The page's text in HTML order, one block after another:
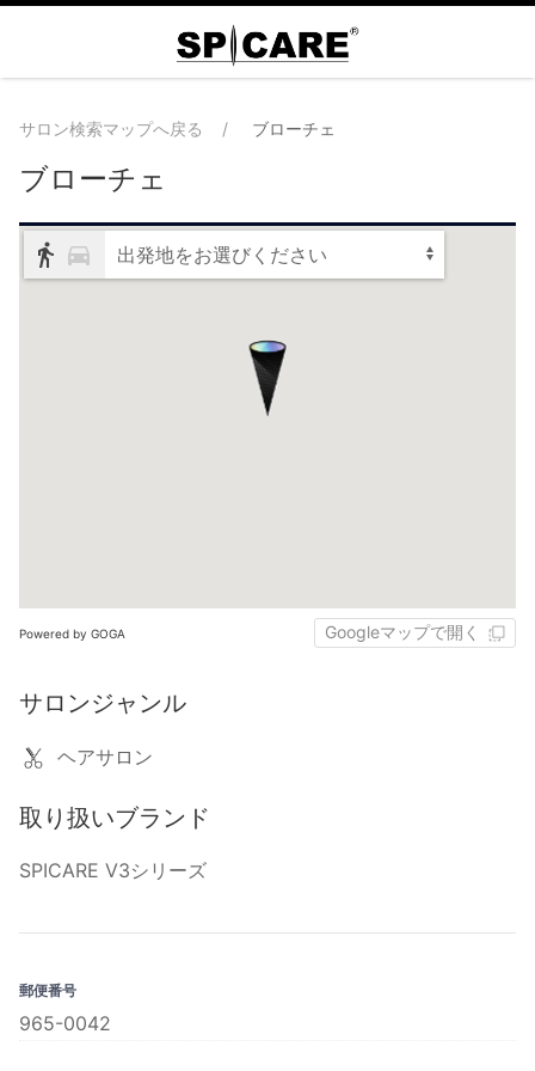
サロン検索マップへ戻る ブローチェ
ブローチェ
出発地をお選びください
Powered by GOGA Googleマップで開く
サロンジャンル
ヘアサロン
取り扱いブランド
SPICARE V3シリーズ
郵便番号
965-0042